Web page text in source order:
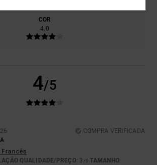
COR
4.0
4/5
COMPRA VERIFICADA
QUALIDADE/PREÇO: 3 /5 TAMANHO: